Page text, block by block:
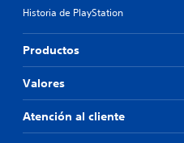
Historia de PlayStation
Productos
Valores
Atención al cliente